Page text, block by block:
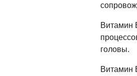
Витамин
головы.
Витамин